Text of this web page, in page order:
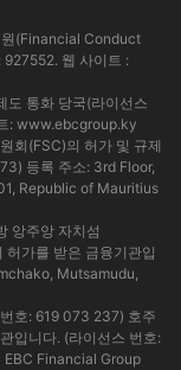
(Financial Conduct
웹 사이트 :
통화 당국(라이선스
: www.ebcgroup.ky
회(FSC)의 허가 및 규제
등록 주소: 3rd Floor,
Republic of Mauritius
앙주앙 자치섬
가를 받은 금융기관입
Mutsamudu,
호: 619 073 237) 호주
입니다. (라이선스 번호:
Financial Group